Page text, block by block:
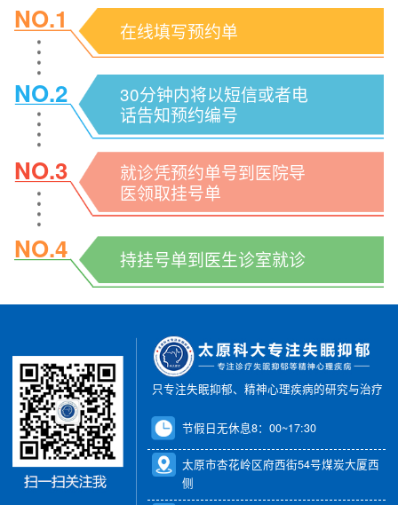
NO.1 在线填写预约单
NO.2
30分钟内将以短信或者电
话告知预约编号
NO.3
就诊凭预约单号到医院导
医领取挂号单
NO.4 持挂号单到医生诊室就诊
只专注失眠抑郁、精神心理疾病的研究与治疗
节假日无休息8：00~17:30
太原市杏花岭区府西街54号煤炭大厦西
侧